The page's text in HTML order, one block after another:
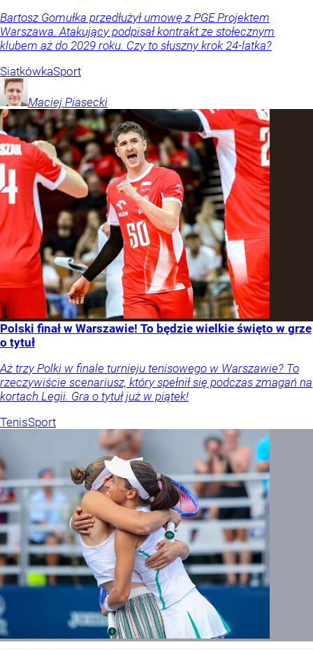
Bartosz Gomułka przedłużył umowę z PGE Projektem
Warszawa. Atakujący podpisał kontrakt ze stołecznym
klubem aż do 2029 roku. Czy to słuszny krok 24-latka?
SiatkówkaSport
Maciej Piasecki
Polski finał w Warszawie! To będzie wielkie święto w grze
o tytuł
Aż trzy Polki w finale turnieju tenisowego w Warszawie? To
rzeczywiście scenariusz, który spełnił się podczas zmagań na
kortach Legii. Gra o tytuł już w piątek!
TenisSport